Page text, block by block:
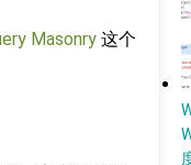
Masonry 这个